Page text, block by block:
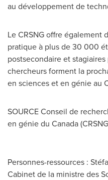
au développement de
Le CRSNG offre également
pratique à plus de 30 000
postsecondaire et
chercheurs forment la
en sciences et en génie au
SOURCEConseil de
en génie du Canada
Personnes-ressources :
Cabinet de la ministre des